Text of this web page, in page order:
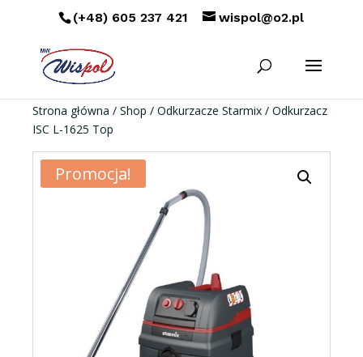
(+48) 605 237 421 wispol@o2.pl
Strona główna / Shop / Odkurzacze Starmix / Odkurzacz
ISC L-1625 Top
Promocja!